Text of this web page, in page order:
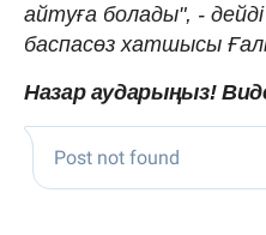
айтуға болады", -
баспасөз хатшысы
Назар аударыңыз!